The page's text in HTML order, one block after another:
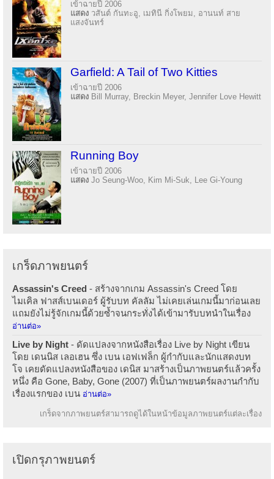
เข้าฉายปี 2006
แสดง วสันต์ กันทะอู, เมทินี กิ่งโพยม, อานนท์ สาย
แสงจันทร์
Garfield: A Tail of Two Kitties
เข้าฉายปี 2006
แสดง Bill Murray, Breckin Meyer, Jennifer Love Hewitt
Running Boy
เข้าฉายปี 2006
แสดง Jo Seung-Woo, Kim Mi-Suk, Lee Gi-Young
เกร็ดภาพยนตร์
Assassin's Creed - สร้างจากเกม Assassin's Creed โดย
ไมเคิล ฟาสส์เบนเดอร์ ผู้รับบท คัลลัม ไม่เคยเล่นเกมนี้มาก่อนเลย
แถมยังไม่รู้จักเกมนี้ด้วยซ้ำจนกระทั่งได้เข้ามารับบทนำในเรื่อง
อ่านต่อ»
Live by Night - ดัดแปลงจากหนังสือเรื่อง Live by Night เขียน
โดย เดนนิส เลอเฮน ซึ่ง เบน เอฟเฟล็ก ผู้กำกับและนักแสดงบท
โจ เคยดัดแปลงหนังสือของ เดนิส มาสร้างเป็นภาพยนตร์แล้วครั้ง
หนึ่ง คือ Gone, Baby, Gone (2007) ที่เป็นภาพยนตร์ผลงานกำกับ
เรื่องแรกของ เบน อ่านต่อ»
เกร็ดจากภาพยนตร์สามารถดูได้ในหน้าข้อมูลภาพยนตร์แต่ละเรื่อง
เปิดกรุภาพยนตร์